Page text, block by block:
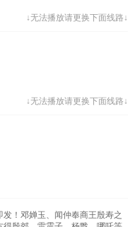
↓无法播放请更换下面线路↓
↓无法播放请更换下面线路↓
！邓婵玉、闻仲奉商王殷寿之